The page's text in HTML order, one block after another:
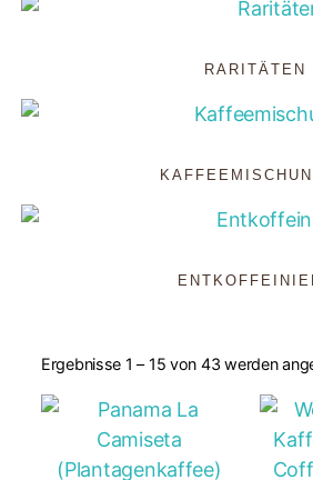
RARITÄTEN
Ergebnisse 1 – 15 von 43 werden